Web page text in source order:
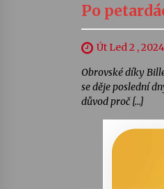
Po
Út Led 2 , 2024
Obrovské díky
se děje poslední
důvod proč […]